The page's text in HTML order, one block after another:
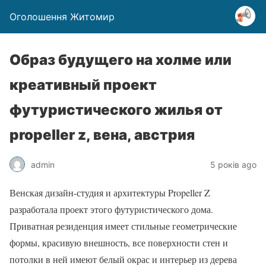
Оголошення Житомир
Образ будущего на холме или
креативный проект
футуристического жилья от
propeller z, вена, австрия
admin 5 років ago
Венская дизайн-студия и архитектуры Propeller Z
разработала проект этого футуристического дома.
Приватная резиденция имеет стильные геометрические
формы, красивую внешность, все поверхности стен и
потолки в ней имеют белый окрас и интерьер из дерева